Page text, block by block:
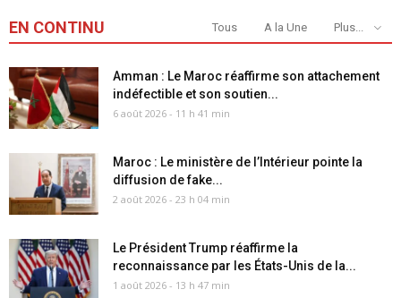
EN CONTINU Tous A la Une Plus...
Amman : Le Maroc réaffirme son attachement
indéfectible et son soutien...
6 août 2026 - 11 h 41 min
Maroc : Le ministère de l’Intérieur pointe la
diffusion de fake...
2 août 2026 - 23 h 04 min
Le Président Trump réaffirme la
reconnaissance par les États-Unis de la...
1 août 2026 - 13 h 47 min